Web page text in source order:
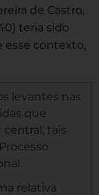
de Castro,
teria sido
esse contexto,
levantes nas
que
tais
relativa